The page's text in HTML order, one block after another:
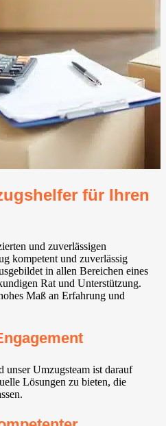
für Ihren
und zuverlässigen
kompetent und zuverlässig
in allen Bereichen eines
Rat und Unterstützung.
Maß an Erfahrung und
unser Umzugsteam ist darauf
Lösungen zu bieten, die